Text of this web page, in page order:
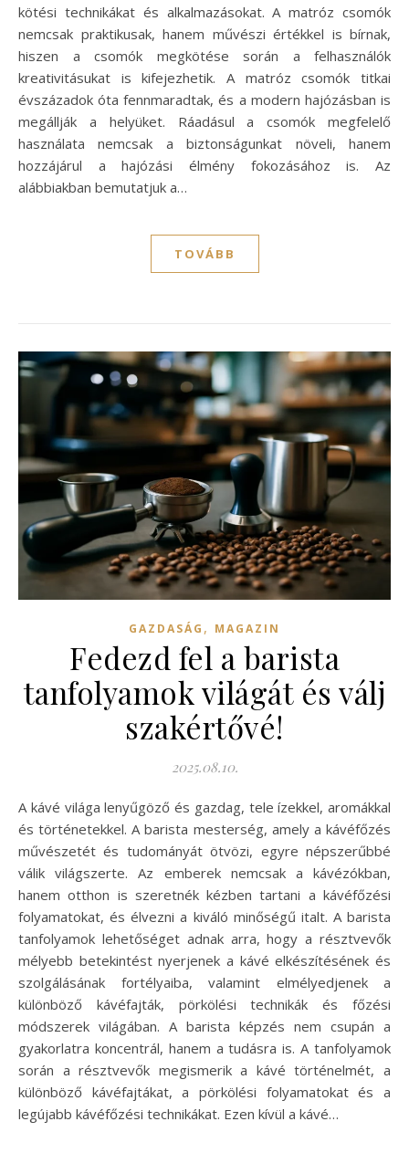
kötési technikákat és alkalmazásokat. A matróz csomók
nemcsak praktikusak, hanem művészi értékkel is bírnak,
hiszen a csomók megkötése során a felhasználók
kreativitásukat is kifejezhetik. A matróz csomók titkai
évszázadok óta fennmaradtak, és a modern hajózásban is
megállják a helyüket. Ráadásul a csomók megfelelő
használata nemcsak a biztonságunkat növeli, hanem
hozzájárul a hajózási élmény fokozásához is. Az
alábbiakban bemutatjuk a…
TOVÁBB
GAZDASÁG , MAGAZIN
Fedezd fel a barista
tanfolyamok világát és válj
szakértővé!
2025.08.10.
A kávé világa lenyűgöző és gazdag, tele ízekkel, aromákkal
és történetekkel. A barista mesterség, amely a kávéfőzés
művészetét és tudományát ötvözi, egyre népszerűbbé
válik világszerte. Az emberek nemcsak a kávézókban,
hanem otthon is szeretnék kézben tartani a kávéfőzési
folyamatokat, és élvezni a kiváló minőségű italt. A barista
tanfolyamok lehetőséget adnak arra, hogy a résztvevők
mélyebb betekintést nyerjenek a kávé elkészítésének és
szolgálásának fortélyaiba, valamint elmélyedjenek a
különböző kávéfajták, pörkölési technikák és főzési
módszerek világában. A barista képzés nem csupán a
gyakorlatra koncentrál, hanem a tudásra is. A tanfolyamok
során a résztvevők megismerik a kávé történelmét, a
különböző kávéfajtákat, a pörkölési folyamatokat és a
legújabb kávéfőzési technikákat. Ezen kívül a kávé…